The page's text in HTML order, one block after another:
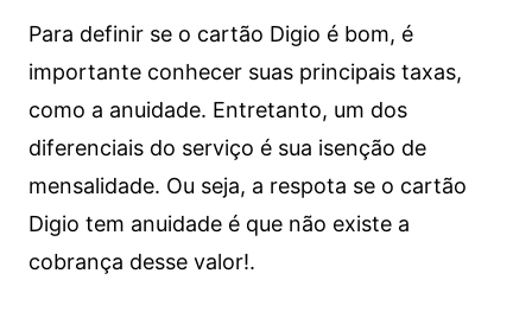
Para definir se o cartão Digio é bom, é
importante conhecer suas principais taxas,
como a anuidade. Entretanto, um dos
diferenciais do serviço é sua isenção de
mensalidade. Ou seja, a respota se o cartão
Digio tem anuidade é que não existe a
cobrança desse valor!.